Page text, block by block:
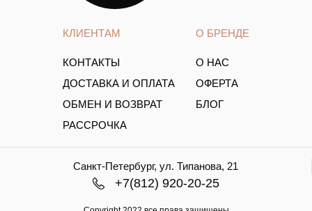
КЛИЕНТАМ
КОНТАКТЫ
ДОСТАВКА И ОПЛАТА
ОБМЕН И ВОЗВРАТ
РАССРОЧКА
О БРЕНДЕ
О НАС
ОФЕРТА
БЛОГ
Санкт-Петербург, ул. Типанова, 21
+7(812) 920-20-25